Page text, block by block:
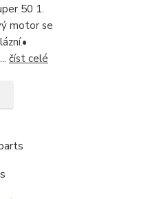
50 1.
motor se
číst celé